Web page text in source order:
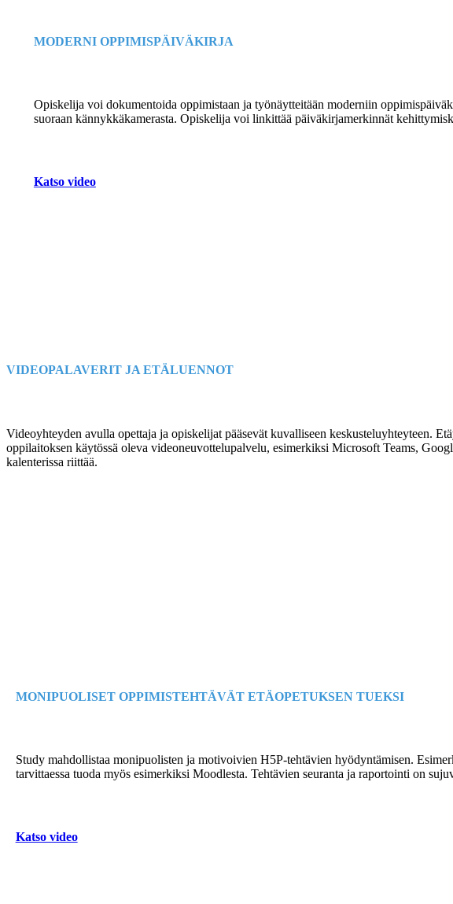
MODERNI OPPIMISPÄIVÄKIRJA
Opiskelija voi dokumentoida oppimistaan ja työnäytteitään moderniin
suoraan kännykkäkamerasta. Opiskelija voi linkittää päiväkirjamerkinnät
Katso video
VIDEOPALAVERIT JA ETÄLUENNOT
Videoyhteyden avulla opettaja ja opiskelijat pääsevät kuvalliseen keskusteluyhteyteen.
oppilaitoksen käytössä oleva videoneuvottelupalvelu, esimerkiksi Microsoft Teams,
kalenterissa riittää.
MONIPUOLISET OPPIMISTEHTÄVÄT ETÄOPETUKSEN TUEKSI
Study mahdollistaa monipuolisten ja motivoivien H5P-tehtävien hyödyntämisen.
tarvittaessa tuoda myös esimerkiksi Moodlesta. Tehtävien seuranta ja raportointi on
Katso video